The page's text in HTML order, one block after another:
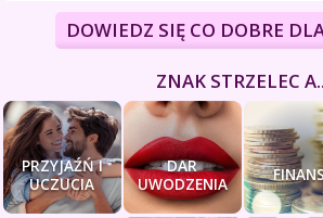
DOWIEDZ SIĘ CO DOBRE
ZNAK STRZELEC
PRZYJAŹŃ I
UCZUCIA
DAR
UWODZENIA